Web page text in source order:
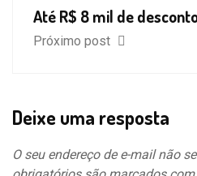
Até R$ 8 mil de
Próximo post
Deixe uma resposta
O seu endereço de e-mail não